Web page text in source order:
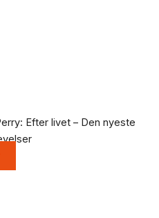
Efter livet – Den nyeste